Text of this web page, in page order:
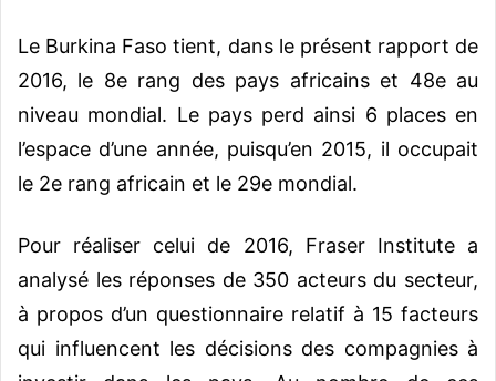
Le Burkina Faso tient, dans le présent rapport de
2016, le 8e rang des pays africains et 48e au
niveau mondial. Le pays perd ainsi 6 places en
l’espace d’une année, puisqu’en 2015, il occupait
le 2e rang africain et le 29e mondial.
Pour réaliser celui de 2016, Fraser Institute a
analysé les réponses de 350 acteurs du secteur,
à propos d’un questionnaire relatif à 15 facteurs
qui influencent les décisions des compagnies à